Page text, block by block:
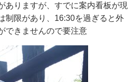
ありますが、すでに案内看板が現
制限があり、16:30を過ぎると外
できませんので要注意